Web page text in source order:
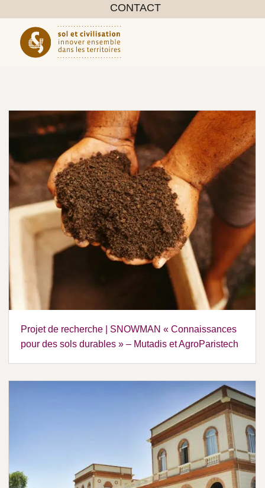
CONTACT
Projet de recherche | SNOWMAN « Connaissances
pour des sols durables » – Mutadis et AgroParistech